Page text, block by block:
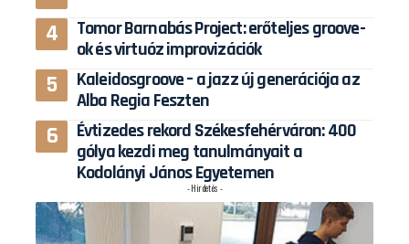
Tomor Barnabás Project: erőteljes groove-
ok és virtuóz improvizációk
Kaleidosgroove – a jazz új generációja az
Alba Regia Feszten
Évtizedes rekord Székesfehérváron: 400
gólya kezdi meg tanulmányait a
Kodolányi János Egyetemen
- Hirdetés -